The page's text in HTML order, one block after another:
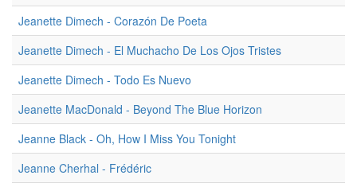
Jeanette Dimech - Corazón De Poeta
Jeanette Dimech - El Muchacho De Los Ojos Tristes
Jeanette Dimech - Todo Es Nuevo
Jeanette MacDonald - Beyond The Blue Horizon
Jeanne Black - Oh, How I Miss You Tonight
Jeanne Cherhal - Frédéric